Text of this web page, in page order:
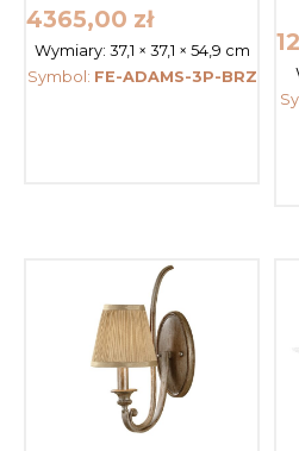
4365,00 zł
Wymiary: 37,1 × 37,1 × 54,9 cm
Symbol: FE-ADAMS-3P-BRZ